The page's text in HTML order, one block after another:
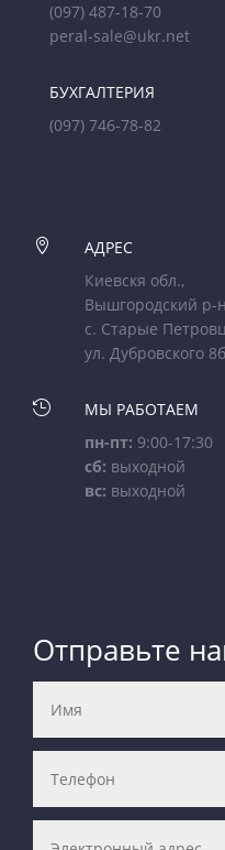
(097) 487-18-70
peral-sale@ukr.net
БУХГАЛТЕРИЯ
(097) 746-78-82

АДРЕС
Киевскя обл.,
Вышгородский р-н
с. Старые
ул. Дубровского 8б

МЫ РАБОТАЕМ
пн-пт: 9:00-17:30
сб: выходной
вс: выходной
Отправьте